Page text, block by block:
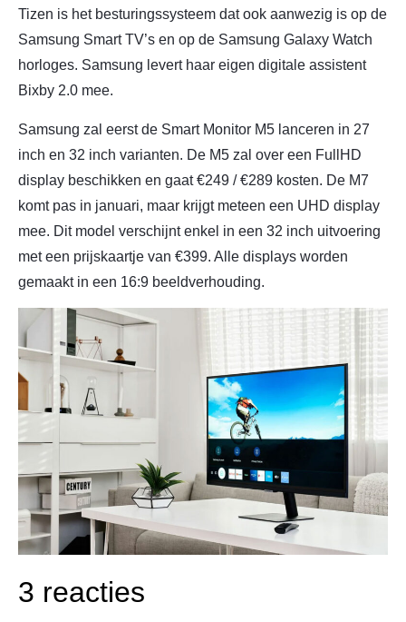
Tizen is het besturingssysteem dat ook aanwezig is op de
Samsung Smart TV’s en op de Samsung Galaxy Watch
horloges. Samsung levert haar eigen digitale assistent
Bixby 2.0 mee.
Samsung zal eerst de Smart Monitor M5 lanceren in 27
inch en 32 inch varianten. De M5 zal over een FullHD
display beschikken en gaat €249 / €289 kosten. De M7
komt pas in januari, maar krijgt meteen een UHD display
mee. Dit model verschijnt enkel in een 32 inch uitvoering
met een prijskaartje van €399. Alle displays worden
gemaakt in een 16:9 beeldverhouding.
3 reacties